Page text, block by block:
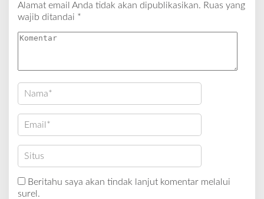
Alamat email Anda tidak akan dipublikasikan. Ruas yang
wajib ditandai *
Beritahu saya akan tindak lanjut komentar melalui
surel.